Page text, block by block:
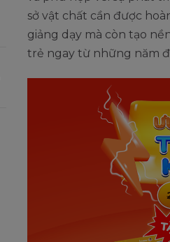
sở vật chất cần được
giảng dạy mà còn tạo
trẻ ngay từ những năm